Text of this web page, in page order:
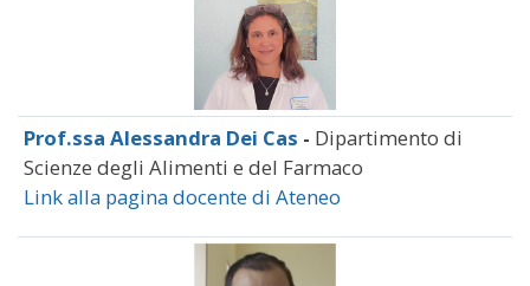
Prof.ssa Alessandra Dei Cas - Dipartimento di
Scienze degli Alimenti e del Farmaco
Link alla pagina docente di Ateneo